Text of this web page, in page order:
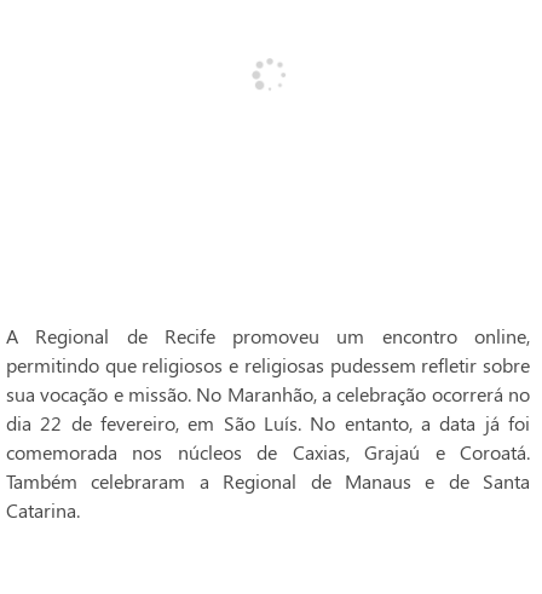
A Regional de Recife promoveu um encontro online,
permitindo que religiosos e religiosas pudessem refletir sobre
sua vocação e missão. No Maranhão, a celebração ocorrerá no
dia 22 de fevereiro, em São Luís. No entanto, a data já foi
comemorada nos núcleos de Caxias, Grajaú e Coroatá.
Também celebraram a Regional de Manaus e de Santa
Catarina.